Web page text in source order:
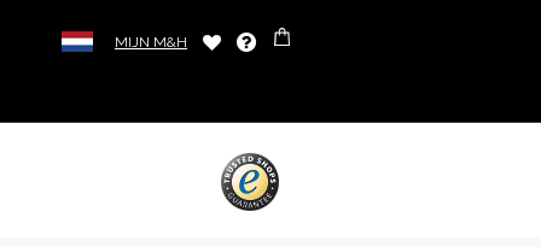
MIJN M&H